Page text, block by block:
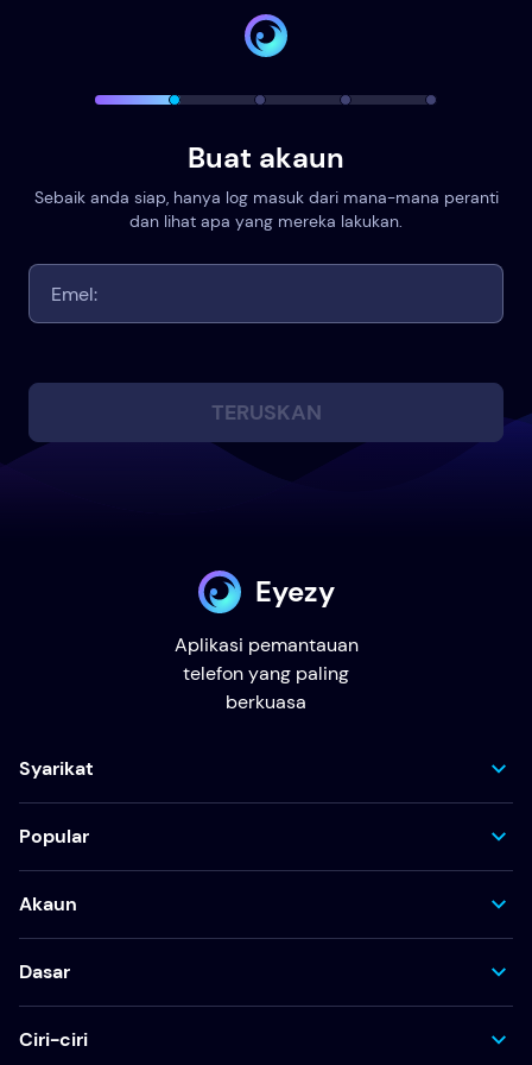
Buat akaun
Sebaik anda siap, hanya log masuk dari mana-mana peranti
dan lihat apa yang mereka lakukan.
TERUSKAN
Eyezy
Aplikasi pemantauan
telefon yang paling
berkuasa
Syarikat
Popular
Akaun
Dasar
Ciri-ciri